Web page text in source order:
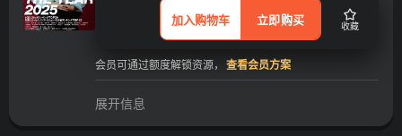
加入购物车 立即购买 收藏
会员可通过额度解锁资源， 查看会员方案
展开信息